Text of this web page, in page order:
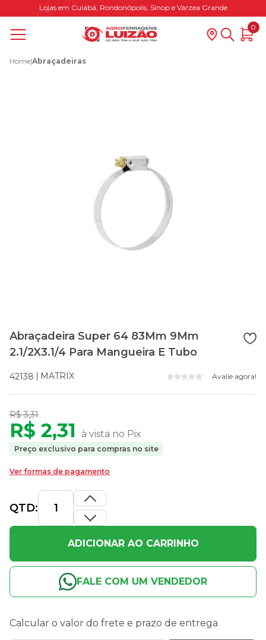
Lojas em Cuiabá, Rondonópolis, Sinop e Várzea Grande
0
Home|Abraçadeiras
Abraçadeira Super 64 83Mm 9Mm
2.1/2X3.1/4 Para Mangueira E Tubo
42138 MATRIX Avalie agora!
R$ 3,31
R$ 2,31 à vista no Pix
Preço exclusivo para compras no site
Ver formas de pagamento
QTD:
ADICIONAR AO CARRINHO
FALE COM UM VENDEDOR
Calcular o valor do frete e prazo de entrega